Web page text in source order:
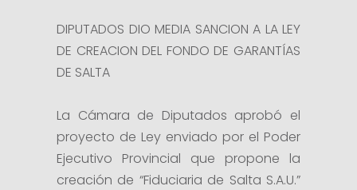
DIPUTADOS DIO MEDIA SANCION A LA LEY
DE CREACION DEL FONDO DE GARANTÍAS
DE SALTA
La Cámara de Diputados aprobó el
proyecto de Ley enviado por el Poder
Ejecutivo Provincial que propone la
creación de “Fiduciaria de Salta S.A.U.”